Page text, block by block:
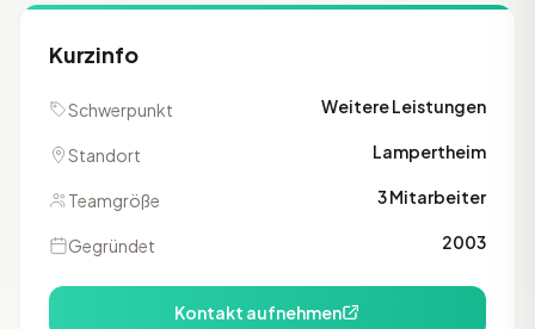
Kurzinfo
Schwerpunkt Weitere Leistungen
Standort Lampertheim
Teamgröße 3 Mitarbeiter
Gegründet 2003
Kontakt aufnehmen